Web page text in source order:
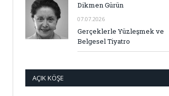
Dikmen Gürün
07.07.2026
Gerçeklerle Yüzleşmek ve
Belgesel Tiyatro
AÇIK KÖŞE